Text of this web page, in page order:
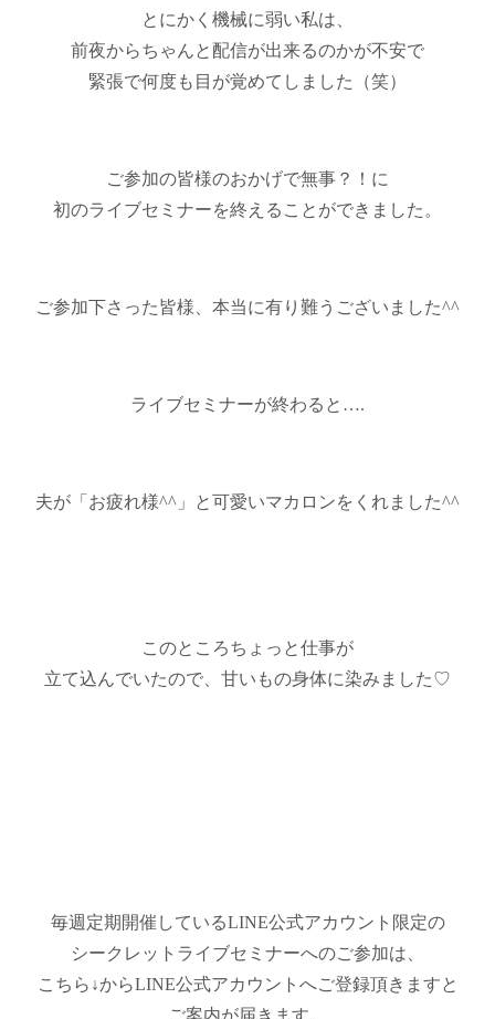
とにかく機械に弱い私は、
前夜からちゃんと配信が出来るのかが不安で
緊張で何度も目が覚めてしました（笑）
ご参加の皆様のおかげで無事？！に
初のライブセミナーを終えることができました。
ご参加下さった皆様、本当に有り難うございました^^
ライブセミナーが終わると….
夫が「お疲れ様^^」と可愛いマカロンをくれました^^
このところちょっと仕事が
立て込んでいたので、甘いもの身体に染みました♡
毎週定期開催しているLINE公式アカウント限定の
シークレットライブセミナーへのご参加は、
こちら↓からLINE公式アカウントへご登録頂きますと
ご案内が届きます。